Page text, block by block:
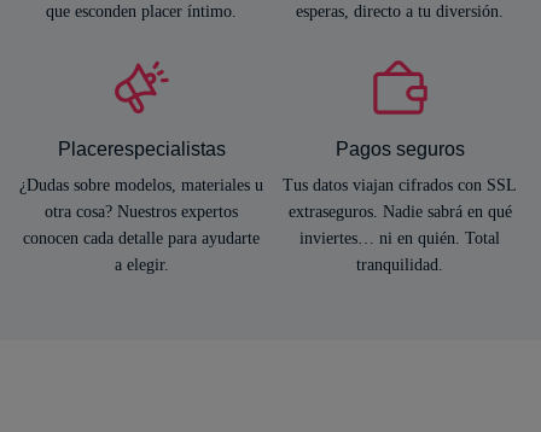
que esconden placer íntimo.
esperas, directo a tu diversión.
Placerespecialistas
¿Dudas sobre modelos, materiales u
otra cosa? Nuestros expertos
conocen cada detalle para ayudarte
a elegir.
Pagos seguros
Tus datos viajan cifrados con SSL
extraseguros. Nadie sabrá en qué
inviertes… ni en quién. Total
tranquilidad.